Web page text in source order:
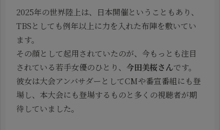
2025年の世界陸上は、日本開催ということもあり、
TBSとしても例年以上に力を入れた布陣を敷いてい
ます。
その顔として起用されていたのが、今もっとも注目
されている若手女優のひとり、 今田美桜さんです。
彼女は大会アンバサダーとしてCMや番宣番組にも登
場し、本大会にも登場するものと多くの視聴者が期
待していました。